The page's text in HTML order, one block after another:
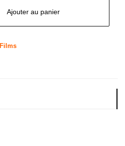
Ajouter au panier
Films